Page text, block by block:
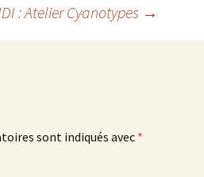
: Atelier Cyanotypes →
sont indiqués avec *